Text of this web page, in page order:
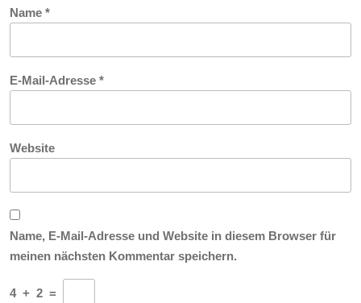
Name *
E-Mail-Adresse *
Website
Name, E-Mail-Adresse und Website in diesem Browser für
meinen nächsten Kommentar speichern.
4 + 2 =